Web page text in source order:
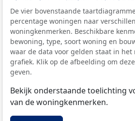
De vier bovenstaande
percentage woningen naar
woningkenmerken. Beschikbare
bewoning, type, soort woning en
waar de data voor gelden staat in het
grafiek. Klik op de afbeelding om
geven.
Bekijk onderstaande toelichting
van de woningkenmerken.